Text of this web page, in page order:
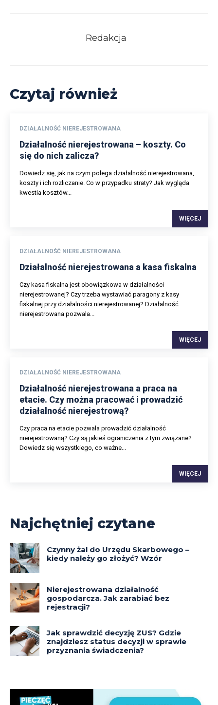
Redakcja
Czytaj również
DZIAŁALNOŚĆ NIEREJESTROWANA
Działalność nierejestrowana – koszty. Co
się do nich zalicza?
Dowiedz się, jak na czym polega działalność nierejestrowana,
koszty i ich rozliczanie. Co w przypadku straty? Jak wygląda
kwestia kosztów...
WIĘCEJ
DZIAŁALNOŚĆ NIEREJESTROWANA
Działalność nierejestrowana a kasa fiskalna
Czy kasa fiskalna jest obowiązkowa w działalności
nierejestrowanej? Czy trzeba wystawiać paragony z kasy
fiskalnej przy działalności nierejestrowanej? Działalność
nierejestrowana pozwala...
WIĘCEJ
DZIAŁALNOŚĆ NIEREJESTROWANA
Działalność nierejestrowana a praca na
etacie. Czy można pracować i prowadzić
działalność nierejestrową?
Czy praca na etacie pozwala prowadzić działalność
nierejestrowaną? Czy są jakieś ograniczenia z tym związane?
Dowiedz się wszystkiego, co ważne...
WIĘCEJ
Najchętniej czytane
Czynny żal do Urzędu Skarbowego –
kiedy należy go złożyć? Wzór
Nierejestrowana działalność
gospodarcza. Jak zarabiać bez
rejestracji?
Jak sprawdzić decyzję ZUS? Gdzie
znajdziesz status decyzji w sprawie
przyznania świadczenia?